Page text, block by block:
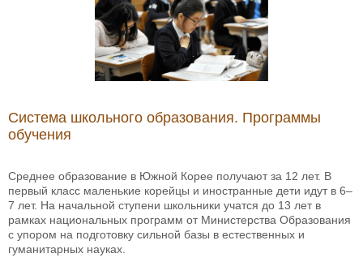
Система школьного образования. Программы
обучения
Среднее образование в Южной Корее получают за 12 лет. В
первый класс маленькие корейцы и иностранные дети идут в 6–
7 лет. На начальной ступени школьники учатся до 13 лет в
рамках национальных программ от Министерства Образования
с упором на подготовку сильной базы в естественных и
гуманитарных науках.